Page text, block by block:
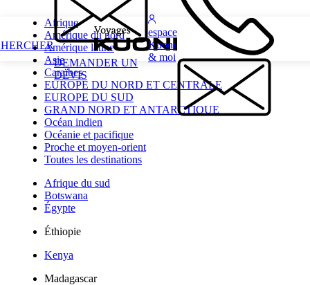
DEMANDER UN
DEVIS
espace
Kuoni
& moi
Afrique
Amérique du nord
Amérique latine
Asie
Caraïbes
EUROPE DU NORD ET CENTRALE
EUROPE DU SUD
GRAND NORD ET ANTARCTIQUE
Océan indien
Océanie et pacifique
Proche et moyen-orient
Toutes les destinations
Afrique du sud
Botswana
Égypte
Éthiopie
Kenya
Madagascar